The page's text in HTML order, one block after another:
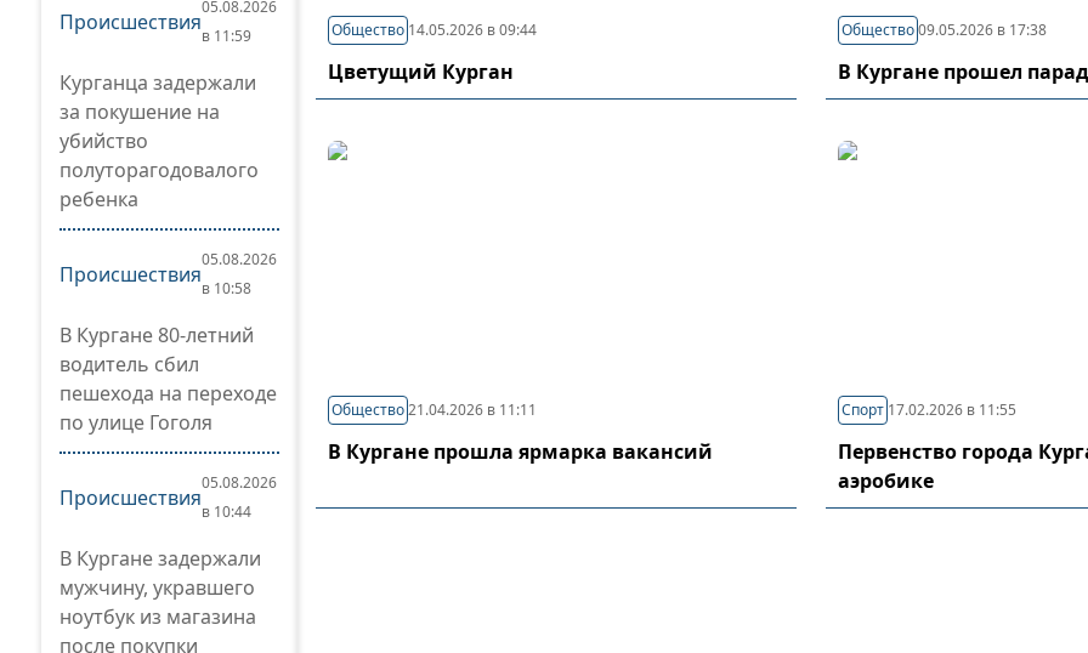
Происшествия
05.08.2026
в 11:59
Курганца задержали
за покушение на
убийство
полуторагодовалого
ребенка
Происшествия
05.08.2026
в 10:58
В Кургане 80-летний
водитель сбил
пешехода на переходе
по улице Гоголя
Происшествия
05.08.2026
в 10:44
В Кургане задержали
мужчину, укравшего
ноутбук из магазина
после покупки
Общество 14.05.2026 в 09:44
Цветущий Курган
Общество 09.05.2026 в 17:38
В Кургане прошел
Общество21.04.2026 в 11:11
В Кургане прошла ярмарка вакансий
Спорт 17.02.2026 в 11:55
Первенство города
аэробике